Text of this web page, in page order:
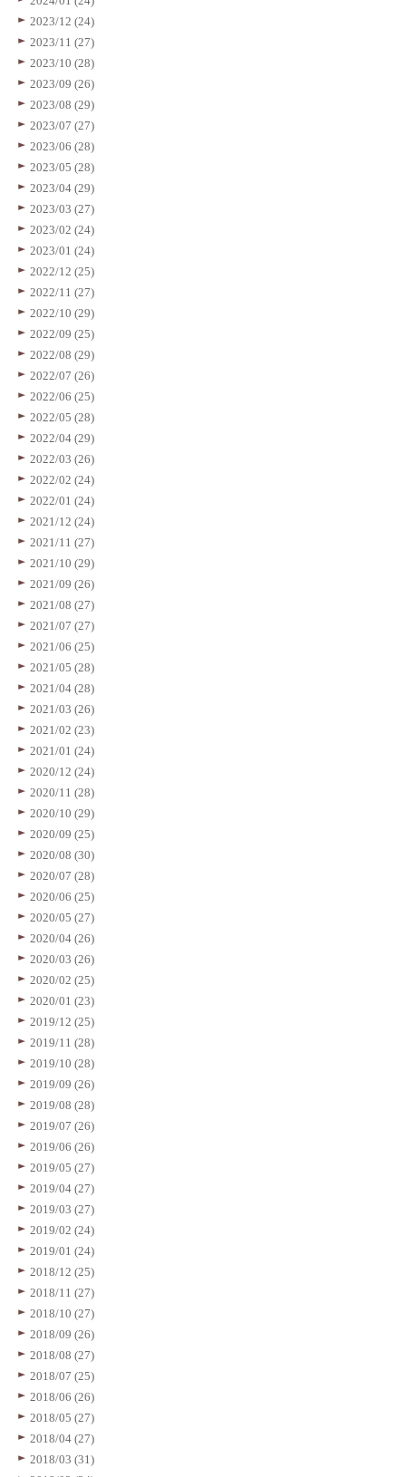
2023/12 (24)
2023/11 (27)
2023/10 (28)
2023/09 (26)
2023/08 (29)
2023/07 (27)
2023/06 (28)
2023/05 (28)
2023/04 (29)
2023/03 (27)
2023/02 (24)
2023/01 (24)
2022/12 (25)
2022/11 (27)
2022/10 (29)
2022/09 (25)
2022/08 (29)
2022/07 (26)
2022/06 (25)
2022/05 (28)
2022/04 (29)
2022/03 (26)
2022/02 (24)
2022/01 (24)
2021/12 (24)
2021/11 (27)
2021/10 (29)
2021/09 (26)
2021/08 (27)
2021/07 (27)
2021/06 (25)
2021/05 (28)
2021/04 (28)
2021/03 (26)
2021/02 (23)
2021/01 (24)
2020/12 (24)
2020/11 (28)
2020/10 (29)
2020/09 (25)
2020/08 (30)
2020/07 (28)
2020/06 (25)
2020/05 (27)
2020/04 (26)
2020/03 (26)
2020/02 (25)
2020/01 (23)
2019/12 (25)
2019/11 (28)
2019/10 (28)
2019/09 (26)
2019/08 (28)
2019/07 (26)
2019/06 (26)
2019/05 (27)
2019/04 (27)
2019/03 (27)
2019/02 (24)
2019/01 (24)
2018/12 (25)
2018/11 (27)
2018/10 (27)
2018/09 (26)
2018/08 (27)
2018/07 (25)
2018/06 (26)
2018/05 (27)
2018/04 (27)
2018/03 (31)